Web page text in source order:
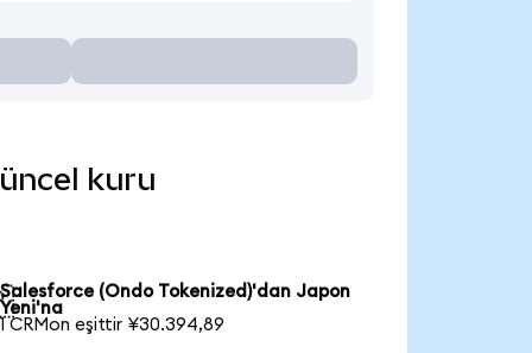
kuru
Salesforce (Ondo Tokenized)'dan Japon
Yeni'na
1 CRMon eşittir ¥30.394,89